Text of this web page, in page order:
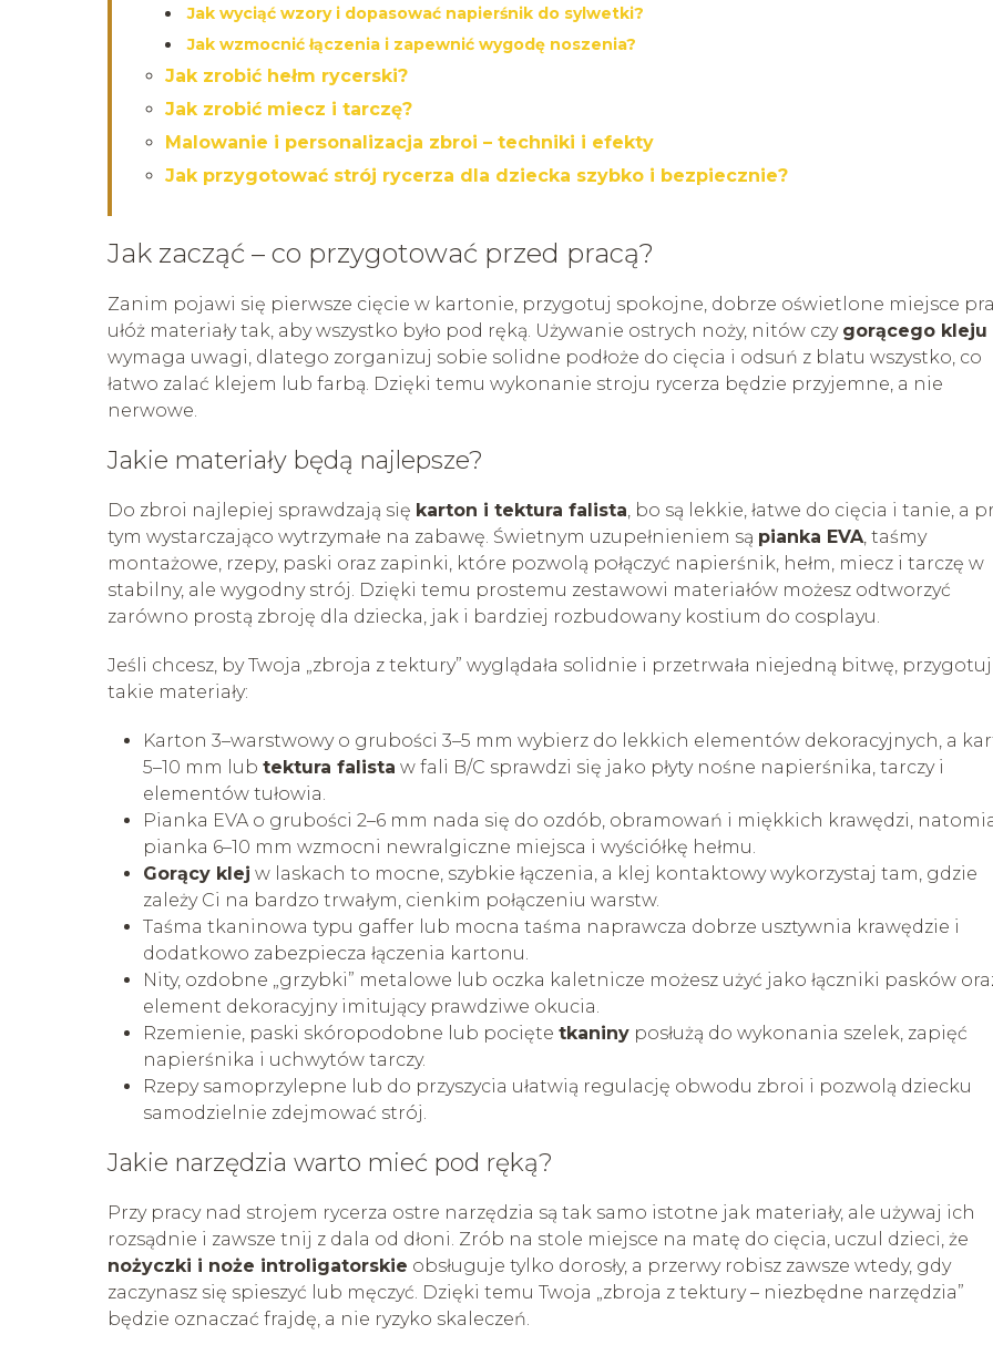
Jak wyciąć wzory i dopasować napierśnik do sylwetki?
Jak wzmocnić łączenia i zapewnić wygodę noszenia?
Jak zrobić hełm rycerski?
Jak zrobić miecz i tarczę?
Malowanie i personalizacja zbroi – techniki i efekty
Jak przygotować strój rycerza dla dziecka szybko i bezpiecznie?
Jak zacząć – co przygotować przed pracą?
Zanim pojawi się pierwsze cięcie w kartonie, przygotuj spokojne, dobrze oświetlone miejsce
ułóż materiały tak, aby wszystko było pod ręką. Używanie ostrych noży, nitów czy gorącego kleju
wymaga uwagi, dlatego zorganizuj sobie solidne podłoże do cięcia i odsuń z blatu wszystko, co
łatwo zalać klejem lub farbą. Dzięki temu wykonanie stroju rycerza będzie przyjemne, a nie
nerwowe.
Jakie materiały będą najlepsze?
Do zbroi najlepiej sprawdzają się karton i tektura falista, bo są lekkie, łatwe do cięcia i tanie, a
tym wystarczająco wytrzymałe na zabawę. Świetnym uzupełnieniem są pianka EVA, taśmy
montażowe, rzepy, paski oraz zapinki, które pozwolą połączyć napierśnik, hełm, miecz i tarczę w
stabilny, ale wygodny strój. Dzięki temu prostemu zestawowi materiałów możesz odtworzyć
zarówno prostą zbroję dla dziecka, jak i bardziej rozbudowany kostium do cosplayu.
Jeśli chcesz, by Twoja „zbroja z tektury” wyglądała solidnie i przetrwała niejedną bitwę, przygotuj
takie materiały:
Karton 3–warstwowy o grubości 3–5 mm wybierz do lekkich elementów dekoracyjnych, a
5–10 mm lub tektura falista w fali B/C sprawdzi się jako płyty nośne napierśnika, tarczy i
elementów tułowia.
Pianka EVA o grubości 2–6 mm nada się do ozdób, obramowań i miękkich krawędzi,
pianka 6–10 mm wzmocni newralgiczne miejsca i wyściółkę hełmu.
Gorący klej w laskach to mocne, szybkie łączenia, a klej kontaktowy wykorzystaj tam, gdzie
zależy Ci na bardzo trwałym, cienkim połączeniu warstw.
Taśma tkaninowa typu gaffer lub mocna taśma naprawcza dobrze usztywnia krawędzie i
dodatkowo zabezpiecza łączenia kartonu.
Nity, ozdobne „grzybki” metalowe lub oczka kaletnicze możesz użyć jako łączniki pasków
element dekoracyjny imitujący prawdziwe okucia.
Rzemienie, paski skóropodobne lub pocięte tkaniny posłużą do wykonania szelek, zapięć
napierśnika i uchwytów tarczy.
Rzepy samoprzylepne lub do przyszycia ułatwią regulację obwodu zbroi i pozwolą dziecku
samodzielnie zdejmować strój.
Jakie narzędzia warto mieć pod ręką?
Przy pracy nad strojem rycerza ostre narzędzia są tak samo istotne jak materiały, ale używaj ich
rozsądnie i zawsze tnij z dala od dłoni. Zrób na stole miejsce na matę do cięcia, uczul dzieci, że
nożyczki i noże introligatorskie obsługuje tylko dorosły, a przerwy robisz zawsze wtedy, gdy
zaczynasz się spieszyć lub męczyć. Dzięki temu Twoja „zbroja z tektury – niezbędne narzędzia”
będzie oznaczać frajdę, a nie ryzyko skaleczeń.